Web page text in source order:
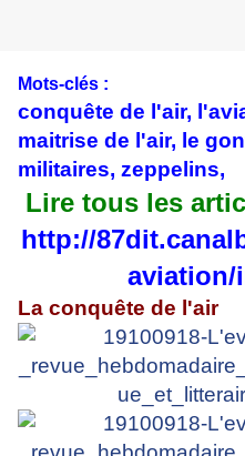
Mots-clés :
conquête de l'air,
maitrise de l'air, l e
militaires, zeppelins,
Lire tous les
http://
aviation/
La conquête de l'air